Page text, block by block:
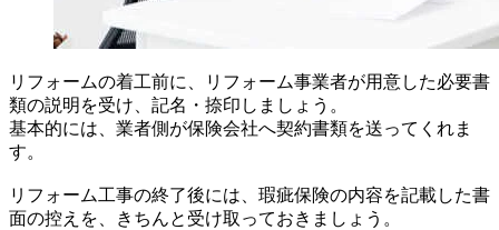
リフォームの着工前に、リフォーム事業者が用意した必要書
類の説明を受け、記名・捺印しましょう。
基本的には、業者側が保険会社へ契約書類を送ってくれま
す。
リフォーム工事の終了後には、瑕疵保険の内容を記載した書
面の控えを、きちんと受け取っておきましょう。